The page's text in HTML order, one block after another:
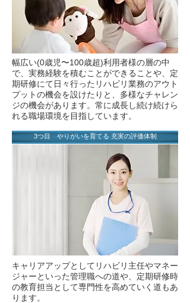
幅広い(0歳児〜100歳超)利用者様の層の中
で、実務経験を積むことができることや、定
期研修にて日々行ったリハビリ業務のアウト
プットの機会を設けたりと、多様なチャレン
ジの機会があります。常に成長し続け続けら
れる職場環境を目指しています。
3つ目 やりがいを育てる 充実の評価体制
キャリアアップとしてリハビリ主任やマネー
ジャーといった管理職への道や、定期研修時
の教育担当として専門性を高めていく道もあ
ります。